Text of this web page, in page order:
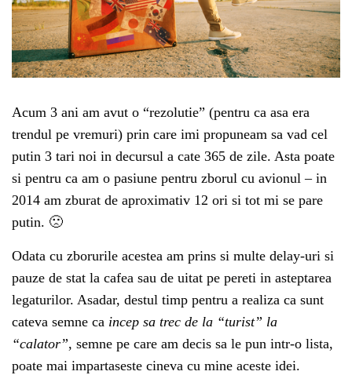
Acum 3 ani am avut o “rezolutie” (pentru ca asa era
trendul pe vremuri) prin care imi propuneam sa vad cel
putin 3 tari noi in decursul a cate 365 de zile. Asta poate
si pentru ca am o pasiune pentru zborul cu avionul – in
2014 am zburat de aproximativ 12 ori si tot mi se pare
putin. 🙁
Odata cu zborurile acestea am prins si multe delay-uri si
pauze de stat la cafea sau de uitat pe pereti in asteptarea
legaturilor. Asadar, destul timp pentru a realiza ca sunt
cateva semne ca incep sa trec de la “turist” la
“calator”, semne pe care am decis sa le pun intr-o lista,
poate mai impartaseste cineva cu mine aceste idei.